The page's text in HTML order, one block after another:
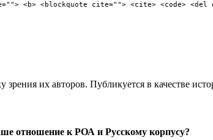
<b> <blockquote cite=""> <cite> <code> <del
их авторов. Публикуется в качестве
отношение к РОА и Русскому корпусу?